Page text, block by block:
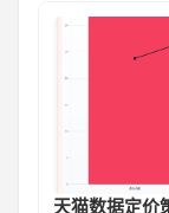
天猫数据定价